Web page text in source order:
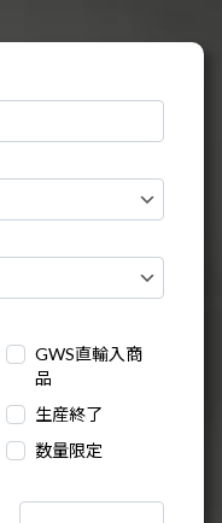
GWS直輸入商
品
生産終了
数量限定